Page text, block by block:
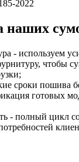
2022
наших
- используем
чтобы
сроки пошива
готовых
- полный цикл